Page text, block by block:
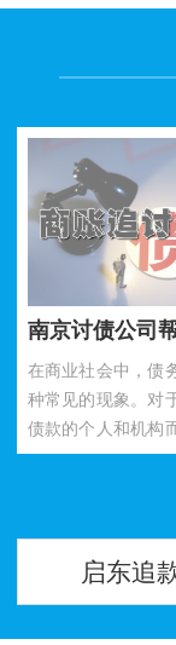
在商业社会中，债
种常见的现象。对
债款的个人和机构
债务是一项复杂的
启东追